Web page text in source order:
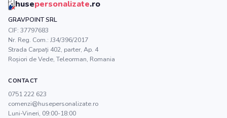
husepersonalizate.ro
GRAVPOINT SRL
CIF: 37797683
Nr. Reg. Com.: J34/396/2017
Strada Carpați 402, parter, Ap. 4
Roșiori de Vede,Teleorman, Romania
CONTACT
0751 222 623
comenzi@husepersonalizate.ro
Luni-Vineri, 09:00-18:00